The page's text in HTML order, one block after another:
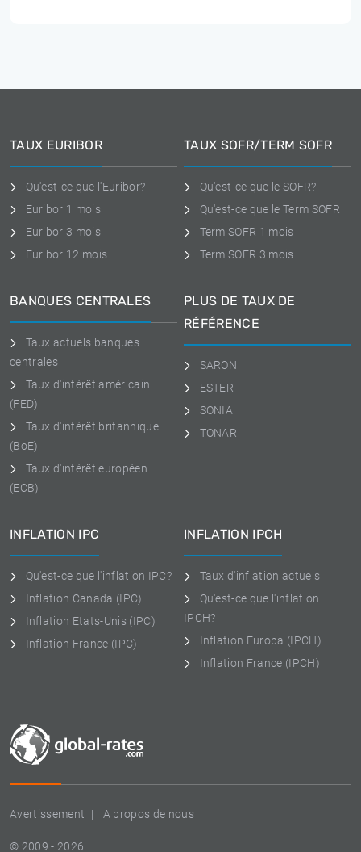
Avertissement A propos de nous
© 2009 - 2026
TAUX EURIBOR
Qu'est-ce que l'Euribor?
Euribor 1 mois
Euribor 3 mois
Euribor 12 mois
TAUX SOFR/TERM SOFR
Qu'est-ce que le SOFR?
Qu'est-ce que le Term SOFR
Term SOFR 1 mois
Term SOFR 3 mois
BANQUES CENTRALES
Taux actuels banques
centrales
Taux d'intérêt américain
(FED)
Taux d'intérêt britannique
(BoE)
Taux d'intérêt européen
(ECB)
PLUS DE TAUX DE
RÉFÉRENCE
SARON
ESTER
SONIA
TONAR
INFLATION IPC
Qu'est-ce que l'inflation IPC?
Inflation Canada (IPC)
Inflation Etats-Unis (IPC)
Inflation France (IPC)
INFLATION IPCH
Taux d'inflation actuels
Qu'est-ce que l'inflation
IPCH?
Inflation Europa (IPCH)
Inflation France (IPCH)